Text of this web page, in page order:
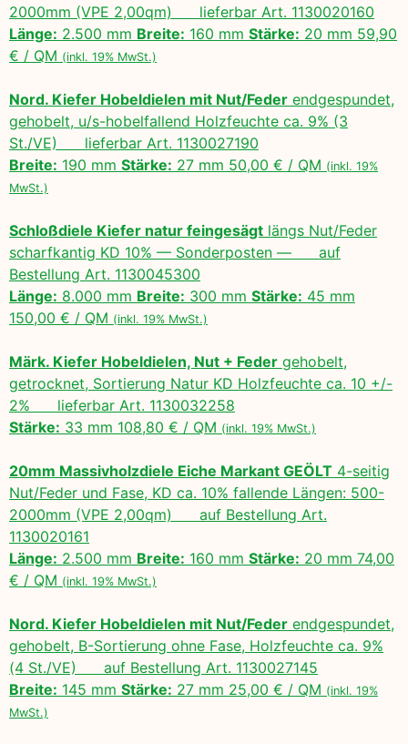
2000mm (VPE 2,00qm) lieferbar Art. 1130020160
Länge: 2.500 mm Breite: 160 mm Stärke: 20 mm 59,90
€ / QM (inkl. 19% MwSt.)
Nord. Kiefer Hobeldielen mit Nut/Feder endgespundet,
gehobelt, u/s-hobelfallend Holzfeuchte ca. 9% (3
St./VE) lieferbar Art. 1130027190
Breite: 190 mm Stärke: 27 mm 50,00 € / QM (inkl. 19%
MwSt.)
Schloßdiele Kiefer natur feingesägt längs Nut/Feder
scharfkantig KD 10% — Sonderposten — auf
Bestellung Art. 1130045300
Länge: 8.000 mm Breite: 300 mm Stärke: 45 mm
150,00 € / QM (inkl. 19% MwSt.)
Märk. Kiefer Hobeldielen, Nut + Feder gehobelt,
getrocknet, Sortierung Natur KD Holzfeuchte ca. 10 +/-
2% lieferbar Art. 1130032258
Stärke: 33 mm 108,80 € / QM (inkl. 19% MwSt.)
20mm Massivholzdiele Eiche Markant GEÖLT 4-seitig
Nut/Feder und Fase, KD ca. 10% fallende Längen: 500-
2000mm (VPE 2,00qm) auf Bestellung Art.
1130020161
Länge: 2.500 mm Breite: 160 mm Stärke: 20 mm 74,00
€ / QM (inkl. 19% MwSt.)
Nord. Kiefer Hobeldielen mit Nut/Feder endgespundet,
gehobelt, B-Sortierung ohne Fase, Holzfeuchte ca. 9%
(4 St./VE) auf Bestellung Art. 1130027145
Breite: 145 mm Stärke: 27 mm 25,00 € / QM (inkl. 19%
MwSt.)